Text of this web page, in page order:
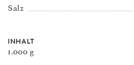
Salz
INHALT
1.000 g